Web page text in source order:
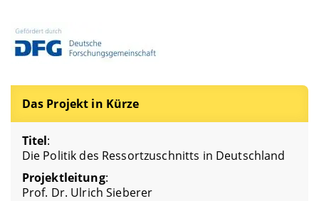
Das Projekt in Kürze
Titel:
Die Politik des Ressortzuschnitts in Deutschland
Projektleitung:
Prof. Dr. Ulrich Sieberer